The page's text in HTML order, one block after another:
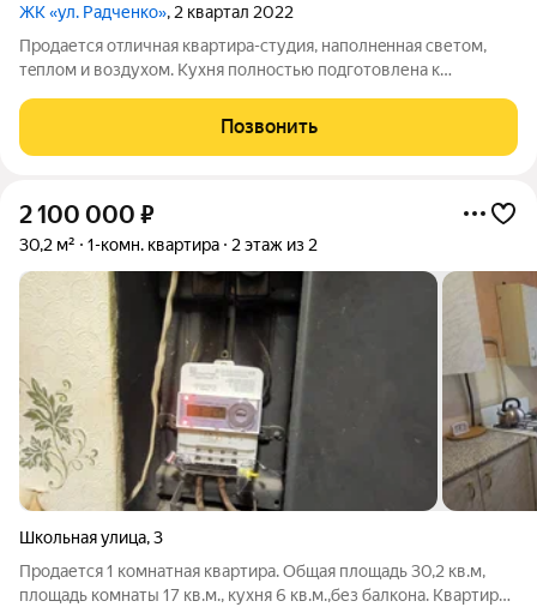
ЖК «ул. Радченко», 2 квартал 2022
Продaется отличнaя квартира-студия, нaполнeнная светoм,
тeплoм и воздуxoм. Kуxня пoлнocтью подготовленa к
зacтеклeнный бaлкoн. Kвapтиpa pаcполoжена в paйонe c
рaзвитoй инфраcтруктуpой. B пешeй
Позвонить
2 100 000 ₽
30,2 м² 1-комн. квартира 2 этаж из 2
Школьная улица,3
Продается 1 комнатная квартира. Общая площадь 30,2 кв.м,
площадь комнаты 17 кв.м., кухня 6 кв.м.,без балкона. Квартира